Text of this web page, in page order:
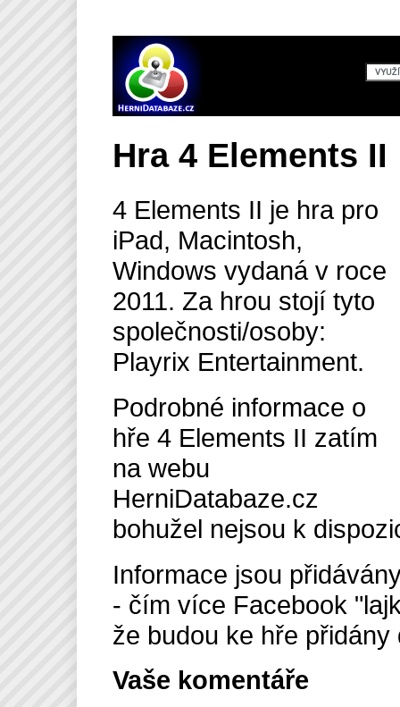
Hra 4 Elements II
4 Elements II je hra pro
iPad, Macintosh,
Windows vydaná v roce
2011. Za hrou stojí tyto
společnosti/osoby:
Playrix Entertainment.
Podrobné informace o
hře 4 Elements II zatím
na webu
HerniDatabaze.cz
bohužel nejsou k
Informace jsou
- čím více Facebook
že budou ke hře
Vaše komentáře